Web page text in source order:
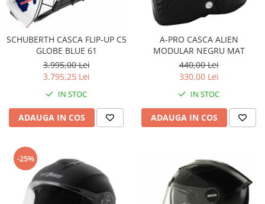
SCHUBERTH CASCA FLIP-UP C5
GLOBE BLUE 61
3.995,00 Lei
3.795,25 Lei
IN STOC
ADAUGA IN COS
A-PRO CASCA ALIEN
MODULAR NEGRU MAT
440,00 Lei
330,00 Lei
IN STOC
ADAUGA IN COS
-25%